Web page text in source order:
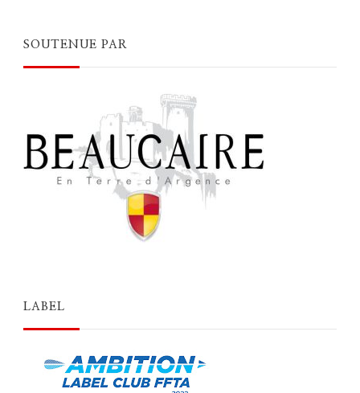
SOUTENUE PAR
LABEL